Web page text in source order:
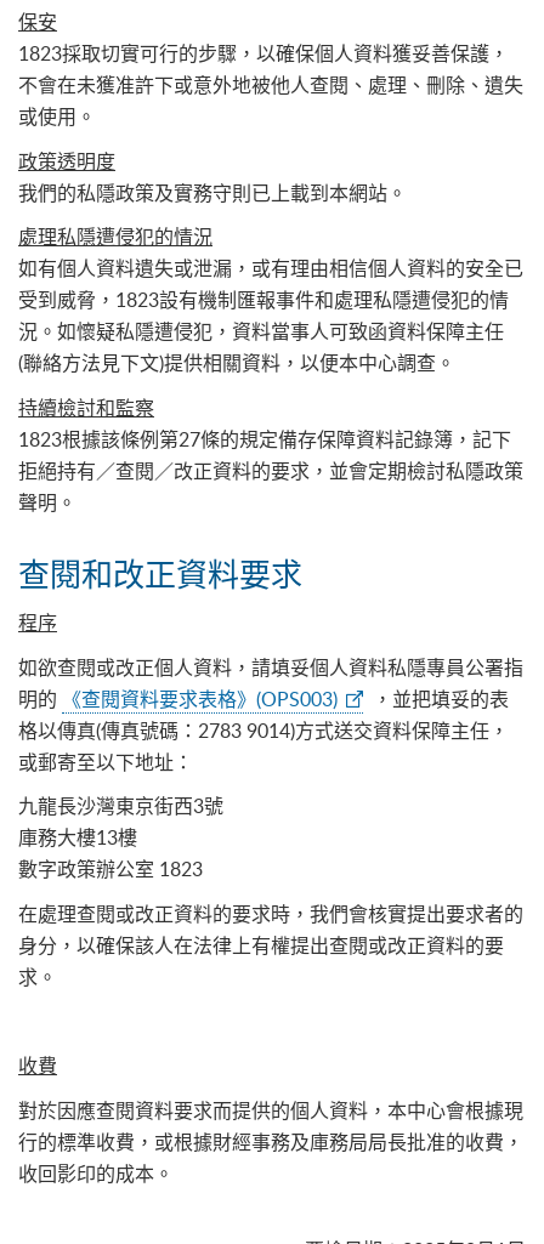
保安
1823採取切實可行的步驟，以確保個人資料獲妥善保護，
不會在未獲准許下或意外地被他人查閱、處理、刪除、遺失
或使用。
政策透明度
我們的私隱政策及實務守則已上載到本網站。
處理私隱遭侵犯的情況
如有個人資料遺失或泄漏，或有理由相信個人資料的安全已
受到威脅，1823設有機制匯報事件和處理私隱遭侵犯的情
況。如懷疑私隱遭侵犯，資料當事人可致函資料保障主任
(聯絡方法見下文)提供相關資料，以便本中心調查。
持續檢討和監察
1823根據該條例第27條的規定備存保障資料記錄簿，記下
拒絕持有／查閱／改正資料的要求，並會定期檢討私隱政策
聲明。
查閱和改正資料要求
程序
如欲查閱或改正個人資料，請填妥個人資料私隱專員公署指
明的 《查閱資料要求表格》(OPS003)
，並把填妥的表
格以傳真(傳真號碼：2783 9014)方式送交資料保障主任，
或郵寄至以下地址：
九龍長沙灣東京街西3號
庫務大樓13樓
數字政策辦公室 1823
在處理查閱或改正資料的要求時，我們會核實提出要求者的
身分，以確保該人在法律上有權提出查閱或改正資料的要
求。
收費
對於因應查閱資料要求而提供的個人資料，本中心會根據現
行的標準收費，或根據財經事務及庫務局局長批准的收費，
收回影印的成本。